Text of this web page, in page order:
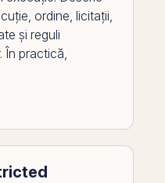
ordine, licitații,
și reguli
În practică,